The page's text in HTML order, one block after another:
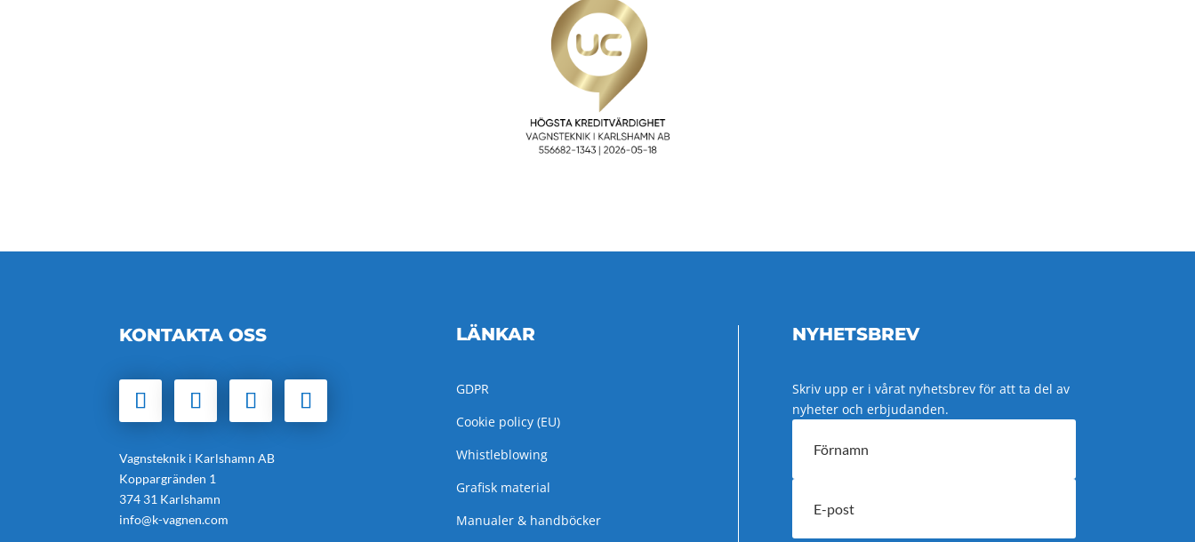
KONTAKTA OSS
Vagnsteknik i Karlshamn AB
Koppargränden 1
374 31 Karlshamn
info@k-vagnen.com
LÄNKAR
GDPR
Cookie policy (EU)
Whistleblowing
Grafisk material
Manualer & handböcker
NYHETSBREV
Skriv upp er i vårat nyhetsbrev för att ta del av
nyheter och erbjudanden.